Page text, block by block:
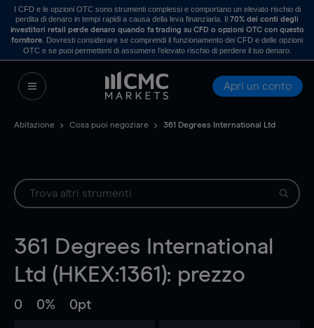
I CFD e le opzioni OTC sono strumenti complessi e comportano un elevato rischio di
perdita di denaro in tempi rapidi a causa della leva finanziaria. Il70% dei conti degli
investitori retail perde denaro quando fa trading su CFD o opzioni OTC con questo
fornitore . Dovresti considerare se comprendi il funzionamento dei CFD e delle opzioni
OTC e se puoi permetterti di assumere l’elevato rischio di perdere il tuo denaro.
Apri un conto
Abitazione Cosa puoi negoziare 361 Degrees International Ltd
361 Degrees International
Ltd (HKEX:1361): prezzo
0 0% 0pt